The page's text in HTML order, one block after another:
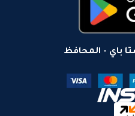
باي - المحافظ